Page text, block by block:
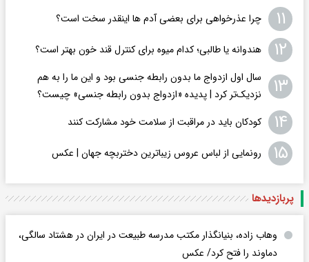
۱۱ چرا عذرخواهی برای بعضی آدم ها اینقدر سخت است؟
۱۲ هندوانه یا طالبی؛ کدام‌ میوه برای کنترل قند خون بهتر است؟
۱۳
سال اول ازدواج ما بدون رابطه جنسی بود و این ما را به هم
نزدیک‌تر کرد | پدیده «ازدواج بدون رابطه جنسی» چیست؟
۱۴ کودکان باید در مراقبت از سلامت خود مشارکت کنند
۱۵ رونمایی از لباس عروس زیباترین دختربچه جهان | عکس
پربازدید‌ها
وهاب زاده، بنیانگذار مکتب مدرسه طبیعت در ایران در هشتاد سالگی،
دماوند را فتح کرد/ عکس